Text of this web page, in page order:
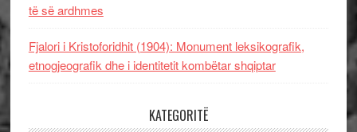
të së ardhmes
Fjalori i Kristoforidhit (1904): Monument leksikografik,
etnogjeografik dhe i identitetit kombëtar shqiptar
KATEGORITË